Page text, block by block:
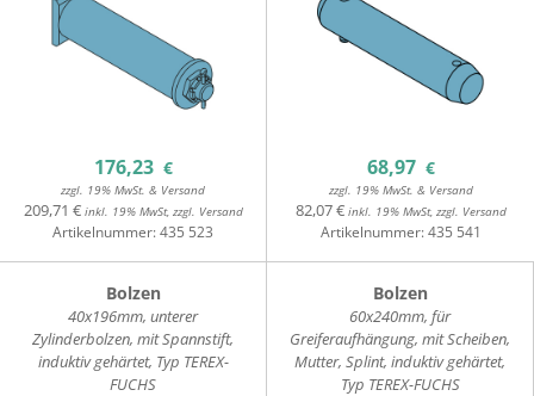
176,23 €
zzgl. 19% MwSt. & Versand
209,71 €inkl. 19% MwSt, zzgl. Versand
Artikelnummer:435 523
68,97 €
zzgl. 19% MwSt. & Versand
82,07 €inkl. 19% MwSt, zzgl. Versand
Artikelnummer:435 541
Bolzen
40x196mm, unterer
Zylinderbolzen, mit Spannstift,
induktiv gehärtet, Typ TEREX-
FUCHS
Bolzen
60x240mm, für
Greiferaufhängung, mit Scheiben,
Mutter, Splint, induktiv gehärtet,
Typ TEREX-FUCHS